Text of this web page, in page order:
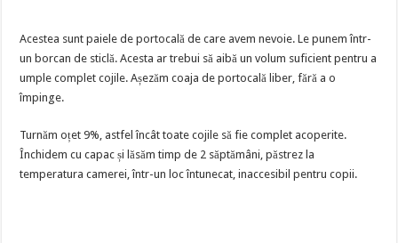
Acestea sunt paiele de portocală de care avem nevoie. Le punem într-
un borcan de sticlă. Acesta ar trebui să aibă un volum suficient pentru a
umple complet cojile. Așezăm coaja de portocală liber, fără a o
împinge.
Turnăm oțet 9%, astfel încât toate cojile să fie complet acoperite.
Închidem cu capac și lăsăm timp de 2 săptămâni, păstrez la
temperatura camerei, într-un loc întunecat, inaccesibil pentru copii.